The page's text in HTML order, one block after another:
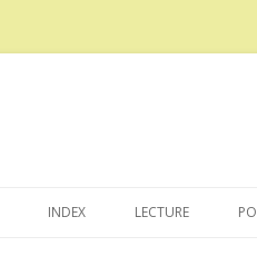
au
INDEX LECTURE